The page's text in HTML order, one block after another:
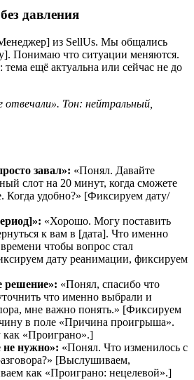
давления
из SellUs. Мы общались
Понимаю что ситуации меняются.
ещё актуальна или сейчас не до
отвечали». Тон: нейтральный,
завал»: «Понял. Давайте
слот на 20 минут, когда сможете
Когда удобно?» [Фиксируем дату/
«Хорошо. Могу поставить
к вам в [дата]. Что именно
чтобы вопрос стал
дату реанимации, фиксируем
решение»: «Понял, спасибо что
что именно выбрали и
мне важно понять.» [Фиксируем
в поле «Причина проигрыша».
как «Проиграно».]
не нужно»: «Понял. Что изменилось с
[Выслушиваем,
как «Проиграно: нецелевой».]